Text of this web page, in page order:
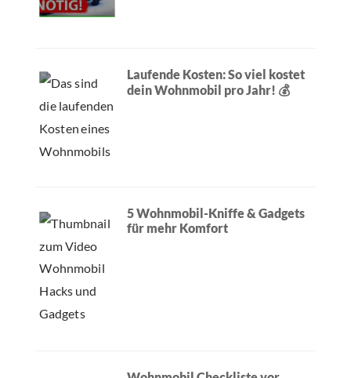
Laufende Kosten: So viel kostet
dein Wohnmobil pro Jahr! 💰
5 Wohnmobil-Kniffe & Gadgets
für mehr Komfort